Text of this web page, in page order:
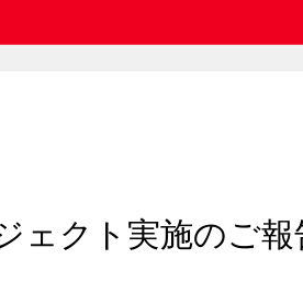
ェクト実施のご報